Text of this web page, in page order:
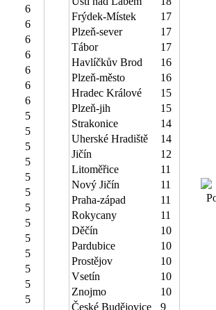
6
6
6
6
6
6
6
5
5
5
5
5
5
5
5
5
5
5
5
5
Frýdek-Místek
17
Plzeň-sever
17
Tábor
17
Havlíčkův Brod
16
Plzeň-město
16
Hradec Králové
15
Plzeň-jih
15
Strakonice
14
Uherské Hradiště
14
Jičín
12
Litoměřice
11
Nový Jičín
11
Praha-západ
11
Rokycany
11
Děčín
10
Pardubice
10
Prostějov
10
Vsetín
10
Znojmo
10
České Budějovice
9